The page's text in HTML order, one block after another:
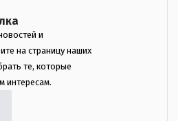
и
на страницу наших
те, которые
интересам.